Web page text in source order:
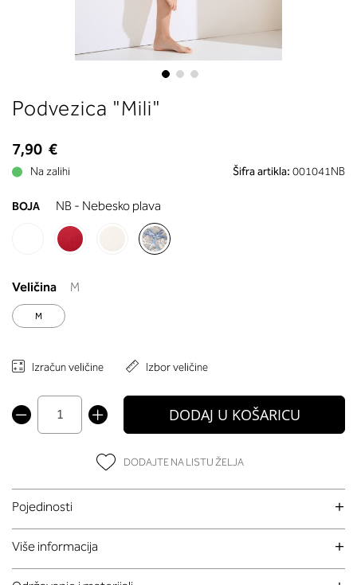
to
beginning
the
gallery
Podvezica "Mili"
7,90 €
Na zalihi Šifra artikla: 001041NB
BOJA NB - Nebesko plava
Veličina M
M
Izračun veličine Izbor veličine
DODAJ U KOŠARICU
DODAJTE NA LISTU ŽELJA
Pojedinosti
Više informacija
boste prebrali, katera globina
stolpcu, ki ste ga določili s
obsegom.